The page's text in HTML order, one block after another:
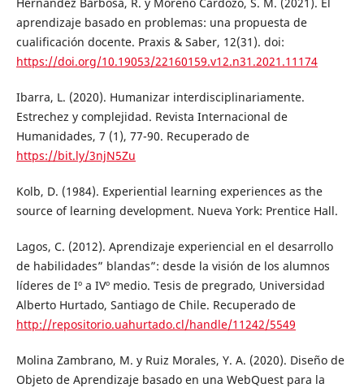
aprendizaje basado en problemas: una propuesta de
cualificación docente. Praxis & Saber, 12(31). doi:
https://doi.org/10.19053/22160159.v12.n31.2021.11174
Ibarra, L. (2020). Humanizar interdisciplinariamente.
Estrechez y complejidad. Revista Internacional de
Humanidades, 7 (1), 77-90. Recuperado de
https://bit.ly/3njN5Zu
Kolb, D. (1984). Experiential learning experiences as the
source of learning development. Nueva York: Prentice Hall.
Lagos, C. (2012). Aprendizaje experiencial en el desarrollo
de habilidades” blandas”: desde la visión de los alumnos
líderes de Iº a IVº medio. Tesis de pregrado, Universidad
Alberto Hurtado, Santiago de Chile. Recuperado de
http://repositorio.uahurtado.cl/handle/11242/5549
Molina Zambrano, M. y Ruiz Morales, Y. A. (2020). Diseño de
Objeto de Aprendizaje basado en una WebQuest para la